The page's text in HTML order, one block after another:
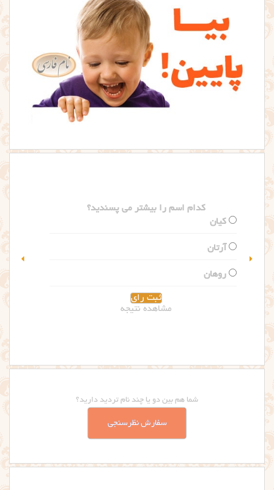
مشاهده نتیجه
شما هم بین دو یا چند نام تردید دارید؟
سفارش نظرسنجی